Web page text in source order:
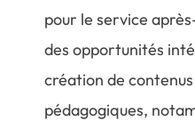
pour le service
des opportunités
création de
pédagogiques,